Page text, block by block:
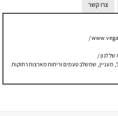
צרו קשר
לנון /
מעניין, שמשלב טעמים וריחות מארצות רחוקות.